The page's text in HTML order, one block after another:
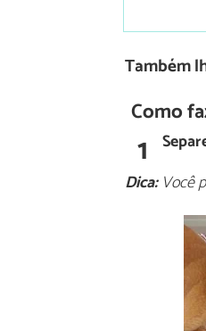
Também
Como
1
Dica:Você